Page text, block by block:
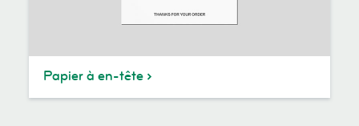
Papier à en-tête